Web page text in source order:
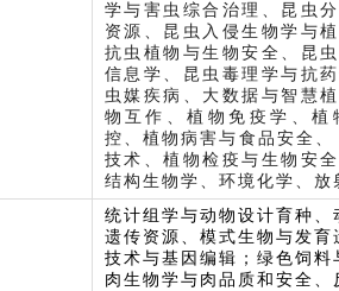
学与害虫综合治理、昆虫
资源、昆虫入侵生物学与
抗虫植物与生物安全、昆
信息学、昆虫毒理学与抗
虫媒疾病、大数据与智慧
物互作、植物免疫学、植
控、植物病害与食品安全
技术、植物检疫与生物安
结构生物学、环境化学、放
统计组学与动物设计育种、
遗传资源、模式生物与发育
技术与基因编辑；绿色饲料
肉生物学与肉品质和安全、